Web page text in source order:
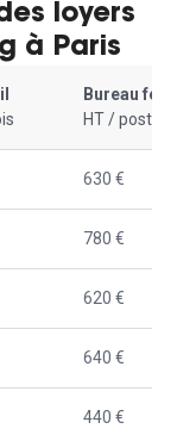
loyers
à Paris
Bureau
HT / poste /
630 €
780 €
620 €
640 €
440 €